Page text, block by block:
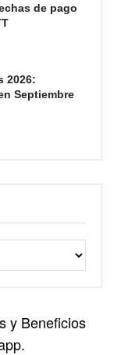
de pago
2026:
Septiembre
y Beneficios